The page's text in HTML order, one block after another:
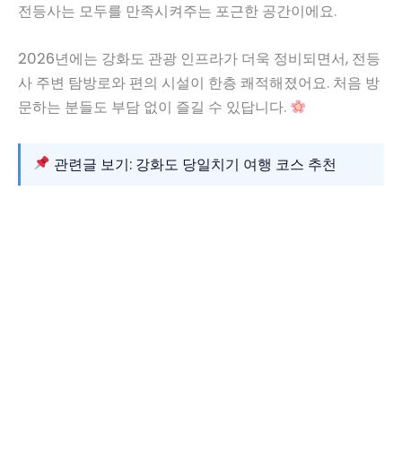
전등사는 모두를 만족시켜주는 포근한 공간이에요.
2026년에는 강화도 관광 인프라가 더욱 정비되면서, 전등
사 주변 탐방로와 편의 시설이 한층 쾌적해졌어요. 처음 방
문하는 분들도 부담 없이 즐길 수 있답니다.
관련글 보기: 강화도 당일치기 여행 코스 추천